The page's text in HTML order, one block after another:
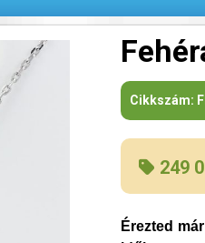
Cikkszám:
249
Érezted